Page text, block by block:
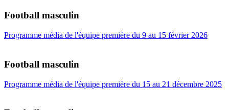
Football masculin
Programme média de l'équipe première du 9 au 15 février 2026
Football masculin
Programme média de l'équipe première du 15 au 21 décembre 2025